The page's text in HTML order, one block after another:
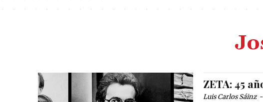
ZETA: 45
Luis Carlos Sáinz -